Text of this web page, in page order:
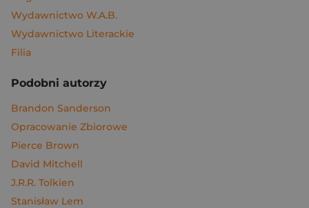
Wydawnictwo W.A.B.
Wydawnictwo Literackie
Filia
Podobni autorzy
Brandon Sanderson
Opracowanie Zbiorowe
Pierce Brown
David Mitchell
J.R.R. Tolkien
Stanisław Lem